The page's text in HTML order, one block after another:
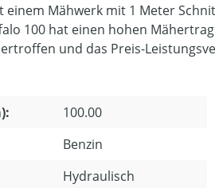
einem Mähwerk mit 1 Meter
100 hat einen hohen
und das Preis-
100.00
Benzin
Hydraulisch